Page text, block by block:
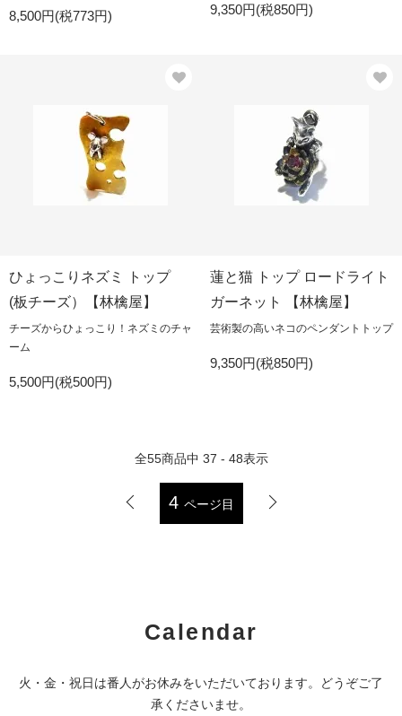
8,500円(税773円) 9,350円(税850円)
ひょっこりネズミ トップ
(板チーズ）【林檎屋】
チーズからひょっこり！ネズミのチャ
ーム
5,500円(税500円)
蓮と猫 トップ ロードライト
ガーネット 【林檎屋】
芸術製の高いネコのペンダントトップ
9,350円(税850円)
全55商品中 37 - 48表示
4 ページ目
Calendar
火・金・祝日は番人がお休みをいただいております。どうぞご了
承くださいませ。